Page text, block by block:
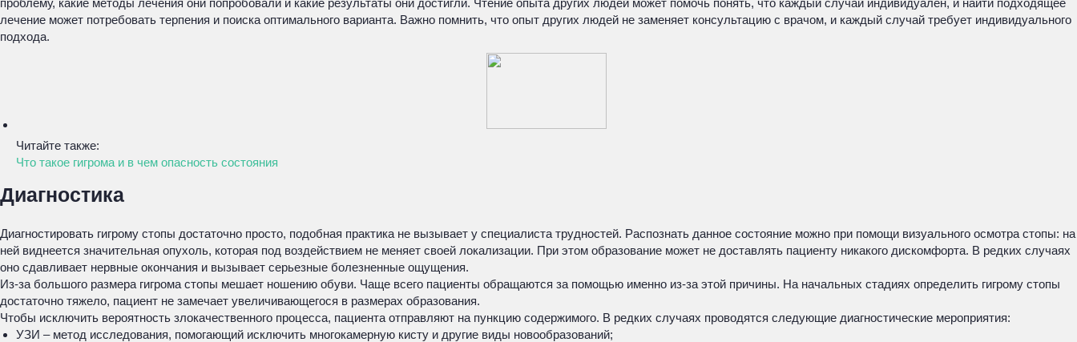
проблему, какие методы лечения они попробовали и какие результаты они достигли. Чтение опыта других людей может помочь понять, что каждый случай индивидуален, и найти подходящее
лечение может потребовать терпения и поиска оптимального варианта. Важно помнить, что опыт других людей не заменяет консультацию с врачом, и каждый случай требует индивидуального
подхода.
Читайте также:
Что такое гигрома и в чем опасность состояния
Диагностика
Диагностировать гигрому стопы достаточно просто, подобная практика не вызывает у специалиста трудностей. Распознать данное состояние можно при помощи визуального осмотра стопы: на
ней виднеется значительная опухоль, которая под воздействием не меняет своей локализации. При этом образование может не доставлять пациенту никакого дискомфорта. В редких случаях
оно сдавливает нервные окончания и вызывает серьезные болезненные ощущения.
Из-за большого размера гигрома стопы мешает ношению обуви. Чаще всего пациенты обращаются за помощью именно из-за этой причины. На начальных стадиях определить гигрому стопы
достаточно тяжело, пациент не замечает увеличивающегося в размерах образования.
Чтобы исключить вероятность злокачественного процесса, пациента отправляют на пункцию содержимого. В редких случаях проводятся следующие диагностические мероприятия:
УЗИ – метод исследования, помогающий исключить многокамерную кисту и другие виды новообразований;